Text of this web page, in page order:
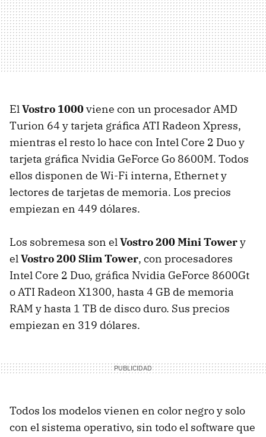
ElVostro 1000viene con un procesador AMD
Turion 64 y tarjeta gráfica ATI Radeon Xpress,
mientras el resto lo hace con Intel Core 2 Duo y
tarjeta gráfica Nvidia GeForce Go 8600M. Todos
ellos disponen de Wi-Fi interna, Ethernet y
lectores de tarjetas de memoria. Los precios
empiezan en 449 dólares.
Los sobremesa son elVostro 200 Mini Towery
elVostro 200 Slim Tower, con procesadores
Intel Core 2 Duo, gráfica Nvidia GeForce 8600Gt
o ATI Radeon X1300, hasta 4 GB de memoria
RAM y hasta 1 TB de disco duro. Sus precios
empiezan en 319 dólares.
Todos los modelos vienen en color negro y solo
con el sistema operativo, sin todo el software que